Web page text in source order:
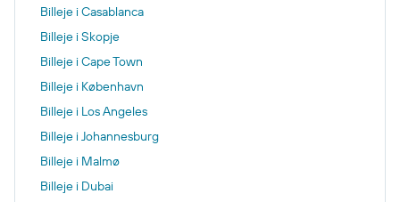
Billeje i Casablanca
Billeje i Skopje
Billeje i Cape Town
Billeje i København
Billeje i Los Angeles
Billeje i Johannesburg
Billeje i Malmø
Billeje i Dubai